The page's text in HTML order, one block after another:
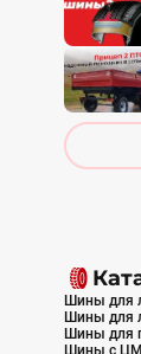
Шины для
Шины для
Шины для
Шины с